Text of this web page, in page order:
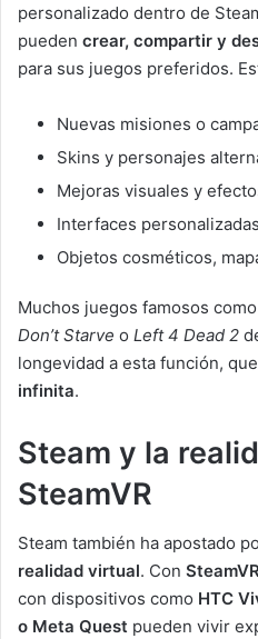
personalizado dentro de
pueden crear, compartir y
para sus juegos preferidos.
Nuevas misiones o
Skins y personajes
Mejoras visuales y
Interfaces personalizadas
Objetos cosméticos,
Muchos juegos famosos como
Don’t Starve o Left 4 Dead 2
longevidad a esta función,
infinita.
Steam y la
SteamVR
Steam también ha apostado
realidad virtual. Con
con dispositivos como HTC
o Meta Quest pueden vivir